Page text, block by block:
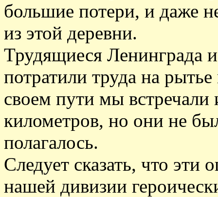
большие потери, и даже
из этой деревни.
Трудящиеся Ленинграда
потратили труда на
своем пути мы
километров, но они не
полагалось.
Следует сказать, что
нашей дивизии